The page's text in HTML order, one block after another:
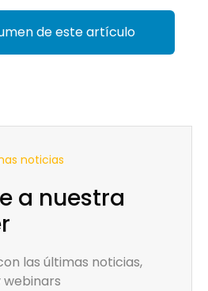
de este artículo
noticias
a nuestra
las últimas noticias,